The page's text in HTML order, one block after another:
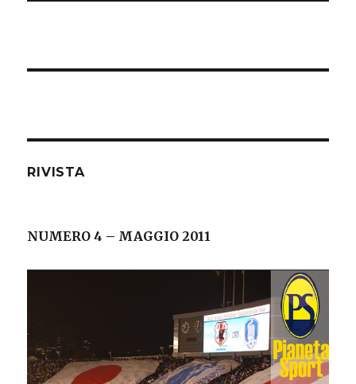
RIVISTA
NUMERO 4 – MAGGIO 2011